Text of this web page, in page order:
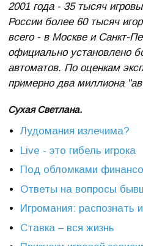
2001 года - 35 тысяч
России более 60 тысяч
всего - в Москве и Санкт-
официально установлено
автоматов. По оценкам
примерно два миллиона
Сухая Светлана.
Лудомания излечима?
Live - это гибель игрока
Под обломками
Ответы на вопросы
Игромания: распознать
Ставка – вся жизнь